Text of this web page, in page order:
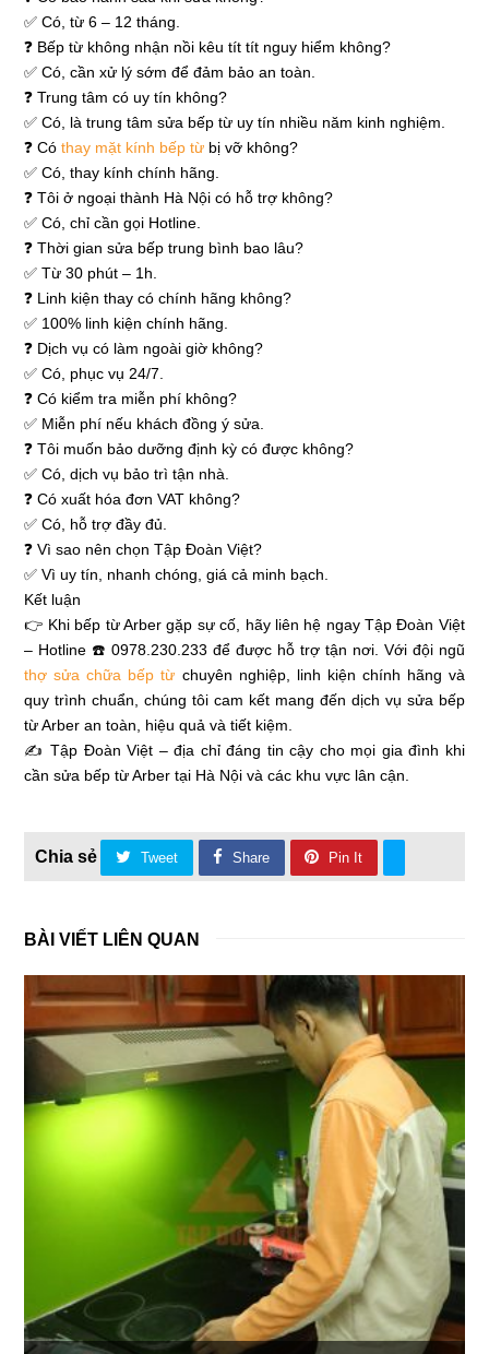
✅ Có, từ 6 – 12 tháng.
❓ Bếp từ không nhận nồi kêu tít tít nguy hiểm không?
✅ Có, cần xử lý sớm để đảm bảo an toàn.
❓ Trung tâm có uy tín không?
✅ Có, là trung tâm sửa bếp từ uy tín nhiều năm kinh nghiệm.
❓ Cóthay mặt kính bếp từ bị vỡ không?
✅ Có, thay kính chính hãng.
❓ Tôi ở ngoại thành Hà Nội có hỗ trợ không?
✅ Có, chỉ cần gọi Hotline.
❓ Thời gian sửa bếp trung bình bao lâu?
✅ Từ 30 phút – 1h.
❓ Linh kiện thay có chính hãng không?
✅ 100% linh kiện chính hãng.
❓ Dịch vụ có làm ngoài giờ không?
✅ Có, phục vụ 24/7.
❓ Có kiểm tra miễn phí không?
✅ Miễn phí nếu khách đồng ý sửa.
❓ Tôi muốn bảo dưỡng định kỳ có được không?
✅ Có, dịch vụ bảo trì tận nhà.
❓ Có xuất hóa đơn VAT không?
✅ Có, hỗ trợ đầy đủ.
❓ Vì sao nên chọn Tập Đoàn Việt?
✅ Vì uy tín, nhanh chóng, giá cả minh bạch.
Kết luận
👉 Khi bếp từ Arber gặp sự cố, hãy liên hệ ngay Tập Đoàn Việt
– Hotline ☎️ 0978.230.233 để được hỗ trợ tận nơi. Với đội ngũ
thợ sửa chữa bếp từ chuyên nghiệp, linh kiện chính hãng và
quy trình chuẩn, chúng tôi cam kết mang đến dịch vụ sửa bếp
từ Arber an toàn, hiệu quả và tiết kiệm.
✍ Tập Đoàn Việt – địa chỉ đáng tin cậy cho mọi gia đình khi
cần sửa bếp từ Arber tại Hà Nội và các khu vực lân cận.
Tweet Share Pin It
BÀI VIẾT LIÊN QUAN